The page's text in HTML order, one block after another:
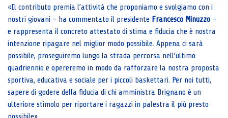
«Il contributo premia l’attività che proponiamo e svolgiamo con i
nostri giovani – ha commentato il presidente Francesco Minuzzo –
e rappresenta il concreto attestato di stima e fiducia che è nostra
intenzione ripagare nel miglior modo possibile. Appena ci sarà
possibile, proseguiremo lungo la strada percorsa nell’ultimo
quadriennio e opereremo in modo da rafforzare la nostra proposta
sportiva, educativa e sociale per i piccoli baskettari. Per noi tutti,
sapere di godere della fiducia di chi amministra Brignano è un
ulteriore stimolo per riportare i ragazzi in palestra il più presto